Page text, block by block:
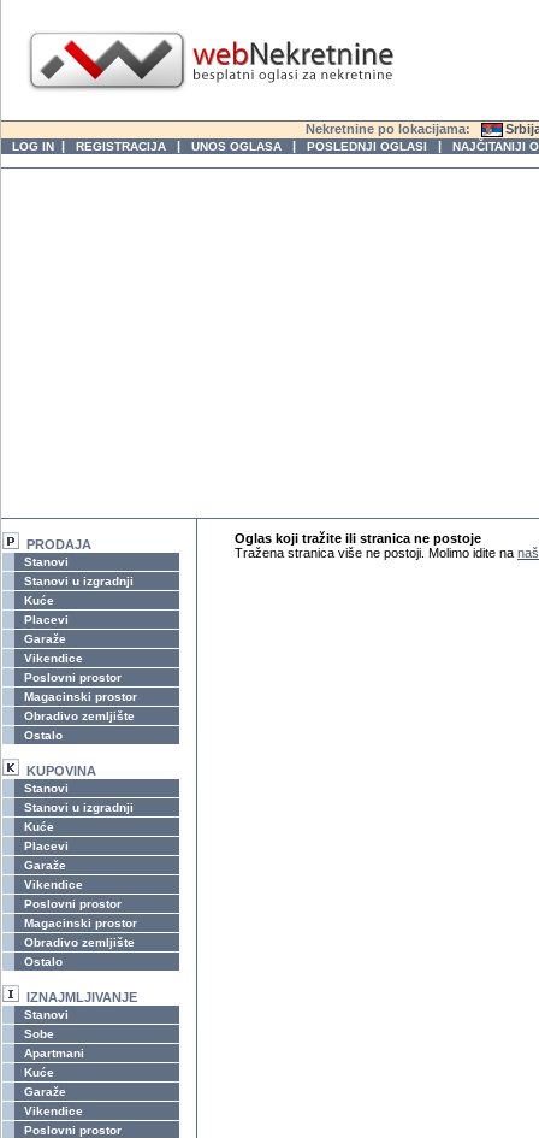
Nekretnine po lokacijama:
LOG IN | REGISTRACIJA | UNOS OGLASA | POSLEDNJI OGLASI | NAJČITANIJI
PRODAJA
Stanovi
Stanovi u izgradnji
Kuće
Placevi
Garaže
Vikendice
Poslovni prostor
Magacinski prostor
Obradivo zemljište
Ostalo
KUPOVINA
Stanovi
Stanovi u izgradnji
Kuće
Placevi
Garaže
Vikendice
Poslovni prostor
Magacinski prostor
Obradivo zemljište
Ostalo
IZNAJMLJIVANJE
Stanovi
Sobe
Apartmani
Kuće
Garaže
Vikendice
Poslovni prostor
Oglas koji tražite ili stranica ne postoje
Tražena stranica više ne postoji. Molimo idite na